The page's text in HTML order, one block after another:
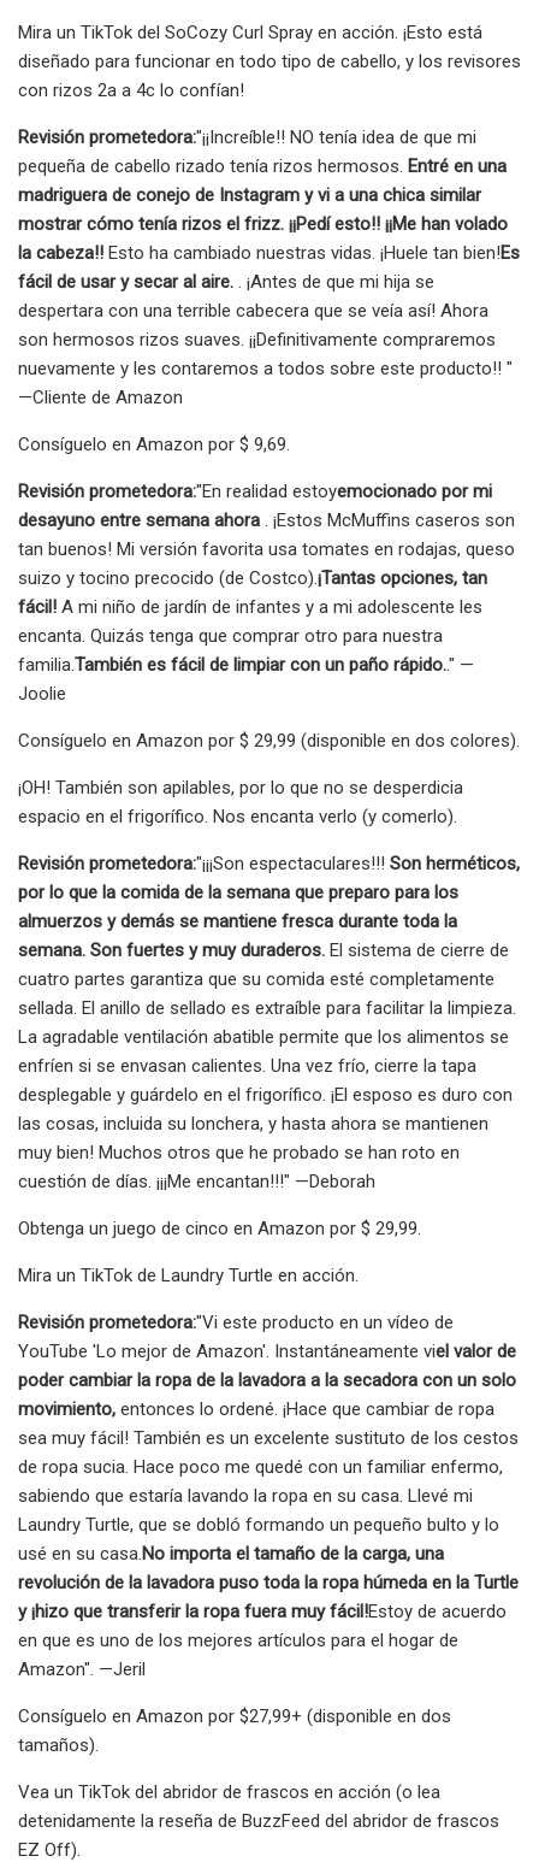
Mira un TikTok del SoCozy Curl Spray en acción. ¡Esto está
diseñado para funcionar en todo tipo de cabello, y los revisores
con rizos 2a a 4c lo confían!
Revisión prometedora:"¡¡Increíble!! NO tenía idea de que mi
pequeña de cabello rizado tenía rizos hermosos. Entré en una
madriguera de conejo de Instagram y vi a una chica similar
mostrar cómo tenía rizos el frizz. ¡¡Pedí esto!! ¡¡Me han volado
la cabeza!! Esto ha cambiado nuestras vidas. ¡Huele tan bien!Es
fácil de usar y secar al aire. . ¡Antes de que mi hija se
despertara con una terrible cabecera que se veía así! Ahora
son hermosos rizos suaves. ¡¡Definitivamente compraremos
nuevamente y les contaremos a todos sobre este producto!! "
—Cliente de Amazon
Consíguelo en Amazon por $ 9,69.
Revisión prometedora:"En realidad estoyemocionado por mi
desayuno entre semana ahora . ¡Estos McMuffins caseros son
tan buenos! Mi versión favorita usa tomates en rodajas, queso
suizo y tocino precocido (de Costco).¡Tantas opciones, tan
fácil! A mi niño de jardín de infantes y a mi adolescente les
encanta. Quizás tenga que comprar otro para nuestra
familia.También es fácil de limpiar con un paño rápido.." —
Joolie
Consíguelo en Amazon por $ 29,99 (disponible en dos colores).
¡OH! También son apilables, por lo que no se desperdicia
espacio en el frigorífico. Nos encanta verlo (y comerlo).
Revisión prometedora:"¡¡¡Son espectaculares!!! Son herméticos,
por lo que la comida de la semana que preparo para los
almuerzos y demás se mantiene fresca durante toda la
semana. Son fuertes y muy duraderos. El sistema de cierre de
cuatro partes garantiza que su comida esté completamente
sellada. El anillo de sellado es extraíble para facilitar la limpieza.
La agradable ventilación abatible permite que los alimentos se
enfríen si se envasan calientes. Una vez frío, cierre la tapa
desplegable y guárdelo en el frigorífico. ¡El esposo es duro con
las cosas, incluida su lonchera, y hasta ahora se mantienen
muy bien! Muchos otros que he probado se han roto en
cuestión de días. ¡¡¡Me encantan!!!" —Deborah
Obtenga un juego de cinco en Amazon por $ 29,99.
Mira un TikTok de Laundry Turtle en acción.
Revisión prometedora:"Vi este producto en un vídeo de
YouTube 'Lo mejor de Amazon'. Instantáneamente viel valor de
poder cambiar la ropa de la lavadora a la secadora con un solo
movimiento, entonces lo ordené. ¡Hace que cambiar de ropa
sea muy fácil! También es un excelente sustituto de los cestos
de ropa sucia. Hace poco me quedé con un familiar enfermo,
sabiendo que estaría lavando la ropa en su casa. Llevé mi
Laundry Turtle, que se dobló formando un pequeño bulto y lo
usé en su casa.No importa el tamaño de la carga, una
revolución de la lavadora puso toda la ropa húmeda en la Turtle
y ¡hizo que transferir la ropa fuera muy fácil!Estoy de acuerdo
en que es uno de los mejores artículos para el hogar de
Amazon". —Jeril
Consíguelo en Amazon por $27,99+ (disponible en dos
tamaños).
Vea un TikTok del abridor de frascos en acción (o lea
detenidamente la reseña de BuzzFeed del abridor de frascos
EZ Off).